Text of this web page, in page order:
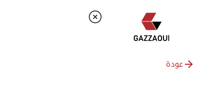
عودة